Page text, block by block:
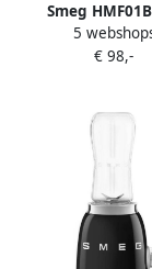
Smeg
Handmixer
Snelheden
Style Zwart
5
€ 98,-